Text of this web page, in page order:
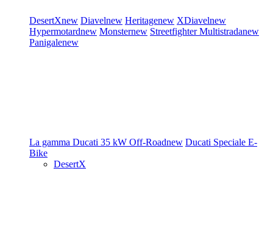
DesertXnew Diavelnew Heritagenew XDiavelnew
Hypermotardnew Monsternew StreetfighterMultistradanew
Panigalenew
La gamma Ducati 35 kW Off-Roadnew Ducati Speciale E-
Bike
DesertX